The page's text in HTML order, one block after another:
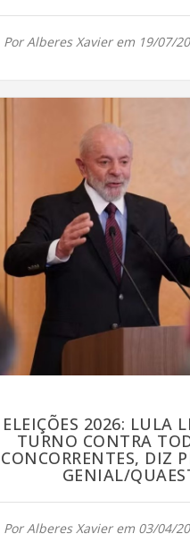
Por Alberes Xavier em 19/07/
ELEIÇÕES 2026: LULA
TURNO CONTRA
CONCORRENTES, DIZ
GENIAL/
Por Alberes Xavier em 03/04/